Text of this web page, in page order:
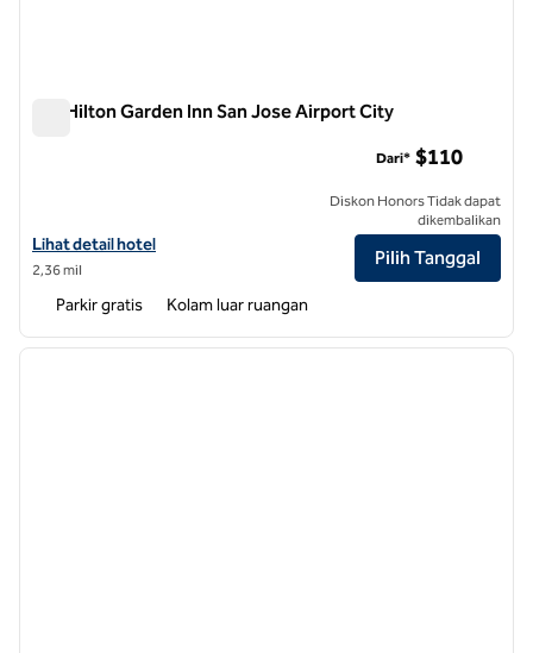
Mal Hilton Garden Inn San Jose Airport City
Lihat detail hotel untuk Hilton Garden Inn San Jose Airport City Mall
Lihat detail hotel
2,36 mil
Dari* $110
Diskon Honors Tidak dapat
dikembalikan
Pilih Tanggal
Parkir gratis Kolam luar ruangan
1 dari 12